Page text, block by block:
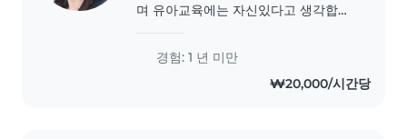
며 유아교육에는 자신있다고 생각합니
입하여 교육대학원을 졸업하고 유야교
육에 종사하고퇴직하였습니다
경험: 1 년 미만
₩20,000/시간당